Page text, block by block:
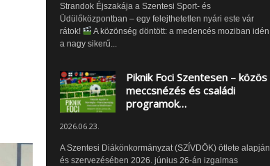
Strandok Éjszakája a Szentesi Sport- és
Üdülőközpontban – egy felejthetetlen nyári este vár
rátok!
A közönség döntött: a medencés moziban idén
a nagy sikerű...
Piknik Foci Szentesen – közös
meccsnézés és családi
programok…
2026.06.23.
A Szentesi Diákönkormányzat (SZÍVDÖK) ötlete alapján
és szervezésében 2026. június 26-án izgalmas